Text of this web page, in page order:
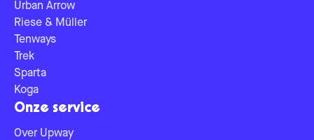
Urban Arrow
Riese & Müller
Tenways
Trek
Sparta
Koga
Onze service
Over Upway